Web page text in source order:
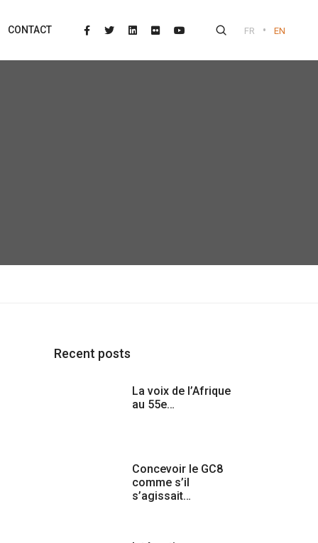
CONTACT FR • EN
Recent posts
La voix de l’Afrique
au 55e…
Concevoir le GC8
comme s’il
s’agissait…